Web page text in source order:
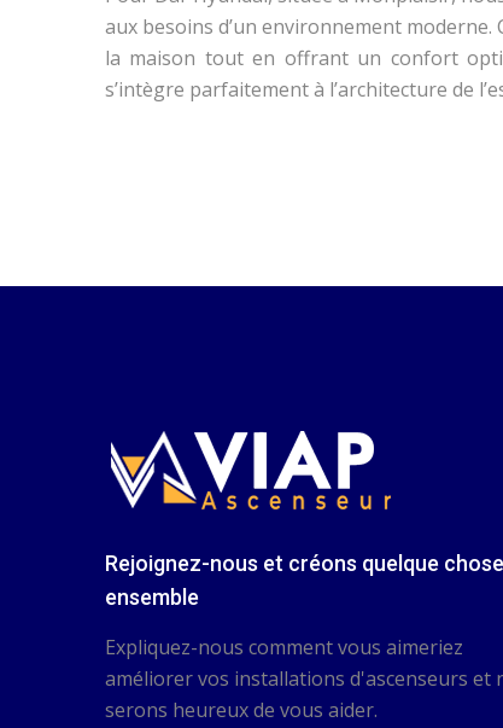
aux besoins d’un environnement
la maison tout en offrant un confort
s’intègre parfaitement à l’architecture de
Rejoignez-nous et créons quelque chose
ensemble
Expliquez-nous comment vous aimeriez
améliorer vos installations d'ascenseurs et
serons heureux de vous aider.